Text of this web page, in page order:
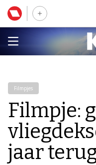
Filmpjes
Filmpje:
jaar